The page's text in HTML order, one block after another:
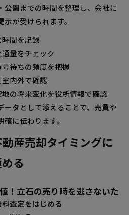
公園までの時間を整理し、会社に
が受けられます。
間を記録
通量をチェック
号待ちの頻度を把握
室内外で確認
の将来変化を役所情報で確認
ータ として添えることで、売買や
に伝わります。
産売却タイミングに
る
！立石の売り時を逃さないた